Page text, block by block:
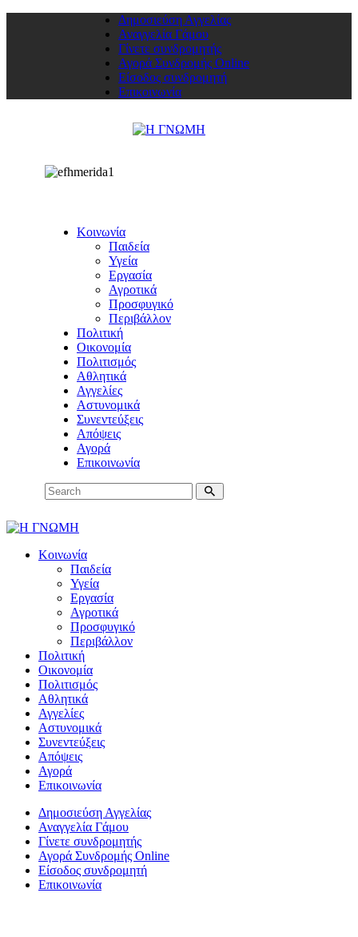
Δημοσιεύση Αγγελίας
Αναγγελία Γάμου
Γίνετε συνδρομητής
Αγορά Συνδρομής Online
Είσοδος συνδρομητή
Επικοινωνία
Κοινωνία
Παιδεία
Υγεία
Εργασία
Αγροτικά
Προσφυγικό
Περιβάλλον
Πολιτική
Οικονομία
Πολιτισμός
Αθλητικά
Αγγελίες
Αστυνομικά
Συνεντεύξεις
Απόψεις
Αγορά
Επικοινωνία
Κοινωνία
Παιδεία
Υγεία
Εργασία
Αγροτικά
Προσφυγικό
Περιβάλλον
Πολιτική
Οικονομία
Πολιτισμός
Αθλητικά
Αγγελίες
Αστυνομικά
Συνεντεύξεις
Απόψεις
Αγορά
Επικοινωνία
Δημοσιεύση Αγγελίας
Αναγγελία Γάμου
Γίνετε συνδρομητής
Αγορά Συνδρομής Online
Είσοδος συνδρομητή
Επικοινωνία